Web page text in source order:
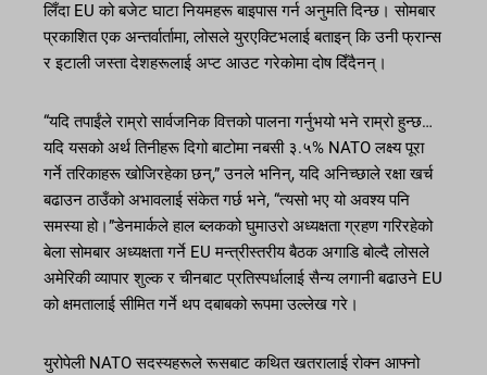
लिँदा EU को बजेट घाटा नियमहरू बाइपास गर्न अनुमति दिन्छ। सोमबार
प्रकाशित एक अन्तर्वार्तामा, लोसले युरएक्टिभलाई बताइन् कि उनी फ्रान्स
र इटाली जस्ता देशहरूलाई अप्ट आउट गरेकोमा दोष दिँदैनन्।
“यदि तपाईंले राम्रो सार्वजनिक वित्तको पालना गर्नुभयो भने राम्रो हुन्छ…
यदि यसको अर्थ तिनीहरू दिगो बाटोमा नबसी ३.५% NATO लक्ष्य पूरा
गर्ने तरिकाहरू खोजिरहेका छन्,” उनले भनिन्, यदि अनिच्छाले रक्षा खर्च
बढाउन ठाउँको अभावलाई संकेत गर्छ भने, “त्यसो भए यो अवश्य पनि
समस्या हो।”डेनमार्कले हाल ब्लकको घुमाउरो अध्यक्षता ग्रहण गरिरहेको
बेला सोमबार अध्यक्षता गर्ने EU मन्त्रीस्तरीय बैठक अगाडि बोल्दै लोसले
अमेरिकी व्यापार शुल्क र चीनबाट प्रतिस्पर्धालाई सैन्य लगानी बढाउने EU
को क्षमतालाई सीमित गर्ने थप दबाबको रूपमा उल्लेख गरे।
युरोपेली NATO सदस्यहरूले रूसबाट कथित खतरालाई रोक्न आफ्नो